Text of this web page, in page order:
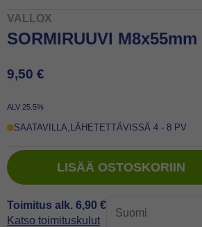
VALLOX
SORMIRUUVI M8x55mm
9,50 €
ALV 25.5%
SAATAVILLA LÄHETETTÄVISSÄ 4 - 8 PV
LISÄÄ OSTOSKORIIN
Toimitus alk. 6,90 €
Katso toimituskulut